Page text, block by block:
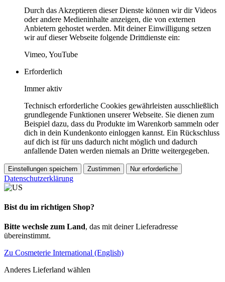
Durch das Akzeptieren dieser Dienste können wir dir Videos
oder andere Medieninhalte anzeigen, die von externen
Anbietern gehostet werden. Mit deiner Einwilligung setzen
wir auf dieser Webseite folgende Drittdienste ein:
Vimeo, YouTube
Erforderlich
Immer aktiv
Technisch erforderliche Cookies gewährleisten ausschließlich
grundlegende Funktionen unserer Webseite. Sie dienen zum
Beispiel dazu, dass du Produkte im Warenkorb sammeln oder
dich in dein Kundenkonto einloggen kannst. Ein Rückschluss
auf dich ist für uns dadurch nicht möglich und dadurch
anfallende Daten werden niemals an Dritte weitergegeben.
Einstellungen speichern Zustimmen Nur erforderliche
Datenschutzerklärung
Bist du im richtigen Shop?
Bitte wechsle zum Land, das mit deiner Lieferadresse
übereinstimmt.
Zu Cosmeterie International (English)
Anderes Lieferland wählen